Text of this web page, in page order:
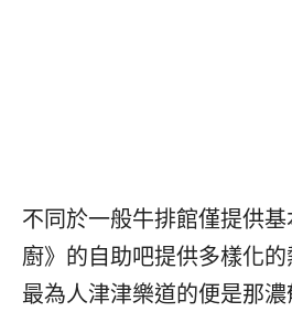
不同於一般牛排館僅提供
廚》的自助吧提供多樣化
最為人津津樂道的便是那